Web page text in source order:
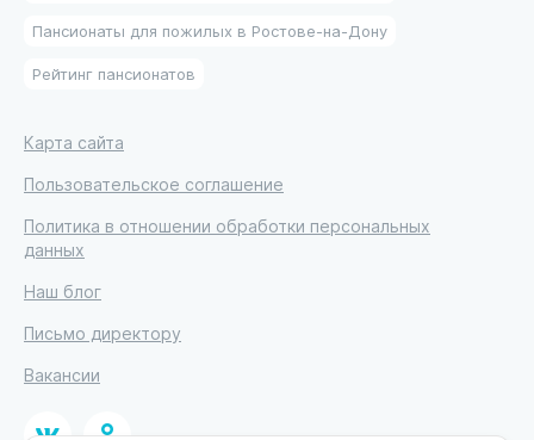
Пансионаты для пожилых в Ростове-на-Дону
Рейтинг пансионатов
Карта сайта
Пользовательское соглашение
Политика в отношении обработки персональных
данных
Наш блог
Письмо директору
Вакансии